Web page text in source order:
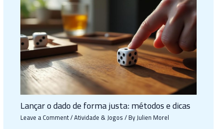
Lançar o dado de forma justa: métodos e dicas
Leave a Comment/Atividade & Jogos/ ByJulien Morel